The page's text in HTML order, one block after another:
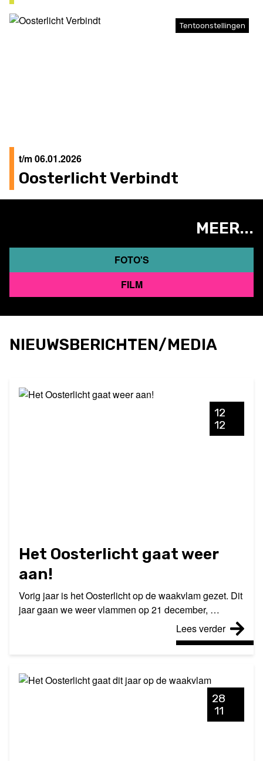
Tentoonstellingen
t/m 06.01.2026
Oosterlicht Verbindt
MEER...
FOTO'S
FILM
NIEUWSBERICHTEN/MEDIA
12
12
Het Oosterlicht gaat weer
aan!
Vorig jaar is het Oosterlicht op de waakvlam gezet. Dit
jaar gaan we weer vlammen op 21 december, …
Lees verder
28
11